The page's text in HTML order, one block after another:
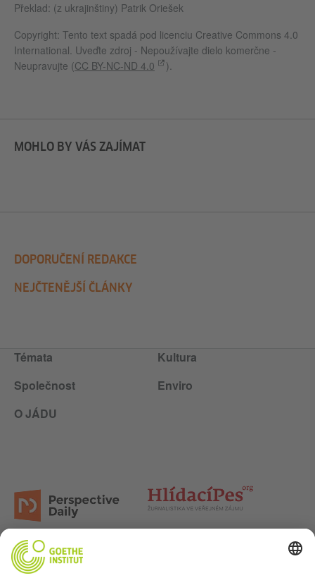
Překlad: (z ukrajinštiny) Patrik Oriešek
Copyright: Tento text spadá pod licenciu Creative Commons 4.0
International. Uveďte zdroj - Nepoužívajte dielo komerčne -
Neupravujte (CC BY-NC-ND 4.0 ).
MOHLO BY VÁS ZAJÍMAT
DOPORUČENÍ REDAKCE
NEJČTENĚJŠÍ ČLÁNKY
Témata
Kultura
Společnost
Enviro
O JÁDU